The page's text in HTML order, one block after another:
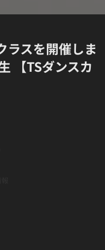
ラスを開催しま
【TSダンスカ